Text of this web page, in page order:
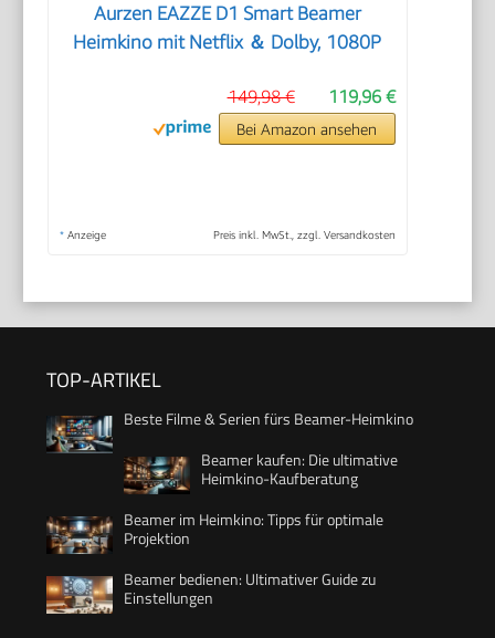
Aurzen EAZZE D1 Smart Beamer
Heimkino mit Netflix ＆ Dolby, 1080P
119,96 €
149,98 €
Bei Amazon ansehen
* Anzeige Preis inkl. MwSt., zzgl. Versandkosten
TOP-ARTIKEL
Beste Filme & Serien fürs Beamer-Heimkino
Beamer kaufen: Die ultimative
Heimkino-Kaufberatung
Beamer im Heimkino: Tipps für optimale
Projektion
Beamer bedienen: Ultimativer Guide zu
Einstellungen